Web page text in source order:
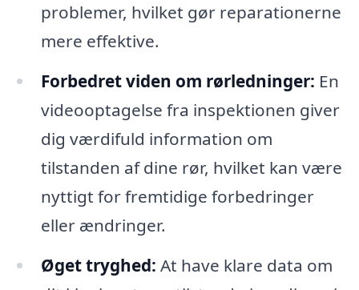
problemer, hvilket gør reparationerne
mere effektive.
Forbedret viden om rørledninger: En
videooptagelse fra inspektionen giver
dig værdifuld information om
tilstanden af dine rør, hvilket kan være
nyttigt for fremtidige forbedringer
eller ændringer.
Øget tryghed: At have klare data om